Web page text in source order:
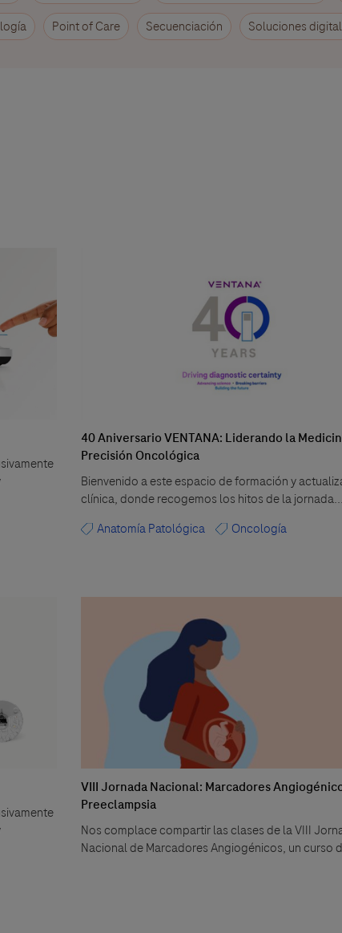
Point of Care Secuenciación Soluciones
40 Aniversario VENTANA: Liderando la
Precisión Oncológica
Bienvenido a este espacio de formación y
clínica, donde recogemos los hitos de la jornada...
Anatomía Patológica
Oncología
VIII Jornada Nacional: Marcadores
Preeclampsia
Nos complace compartir las clases de la VIII
Nacional de Marcadores Angiogénicos, un curso